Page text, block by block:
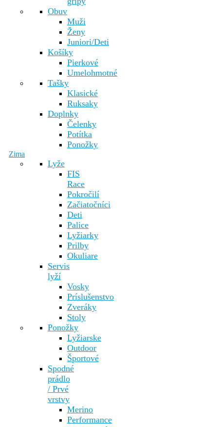
Obuv
Muži
Ženy
Juniori/Deti
Košíky
Pierkové
Umelohmotné
Tašky
Klasické
Ruksaky
Doplnky
Čelenky
Potítka
Ponožky
Zima
Lyže
FIS
Race
Pokročilí
Začiatočníci
Deti
Palice
Lyžiarky
Prilby
Okuliare
Servis
lyží
Vosky
Príslušenstvo
Zveráky
Stoly
Ponožky
Lyžiarske
Outdoor
Športové
Spodné
prádlo
/ Prvé
vrstvy
Merino
Performance